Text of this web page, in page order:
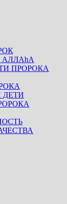
ПРОРОКА